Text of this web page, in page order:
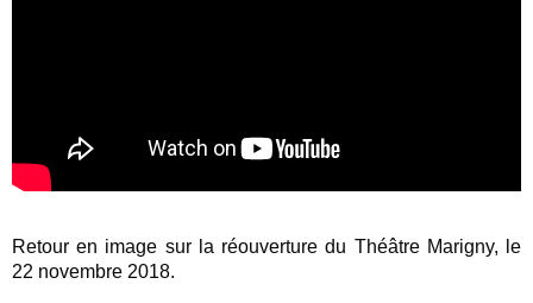
Retour en image sur la réouverture du Théâtre Marigny, le
22 novembre 2018.